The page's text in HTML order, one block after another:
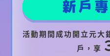
活動期間成功開立元大
戶，享